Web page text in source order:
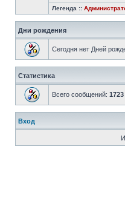
Легенда ::
Дни рождения
Сегодня нет Дней
Статистика
Всего сообщений: 1723
Вход